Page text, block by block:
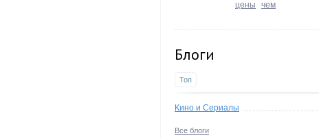
цены чем
Блоги
Топ
Кино и Сериалы
Все блоги